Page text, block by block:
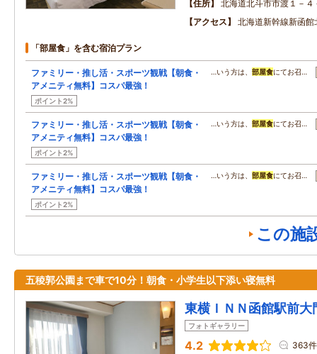
住所
北海道北斗市市渡１－４
アクセス
北海道新幹線新函
「部屋食」を含む宿泊プラン
ファミリー・推し活・スポーツ観戦【朝食・
アメニティ無料】コスパ最強！
ポイント2%
…いう方は、 部屋食にてお召…
ファミリー・推し活・スポーツ観戦【朝食・
アメニティ無料】コスパ最強！
ポイント2%
…いう方は、 部屋食にてお召…
ファミリー・推し活・スポーツ観戦【朝食・
アメニティ無料】コスパ最強！
ポイント2%
…いう方は、 部屋食にてお召…
この施
五稜郭公園まで車で10分！朝食・小学生以下添い寝無料
東横ＩＮＮ函館駅前大
フォトギャラリー
4.2 363件